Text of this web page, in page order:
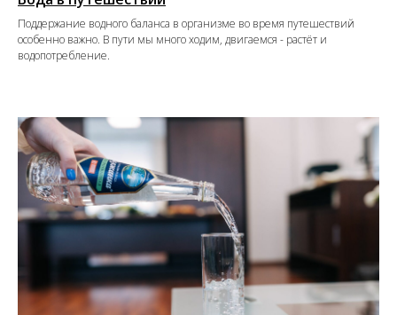
Поддержание водного баланса в организме во время путешествий
особенно важно. В пути мы много ходим, двигаемся - растёт и
водопотребление.